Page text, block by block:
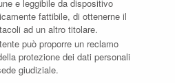
e leggibile da dispositivo
fattibile, di ottenerne il
ad un altro titolare.
può proporre un reclamo
protezione dei dati personali
giudiziale.